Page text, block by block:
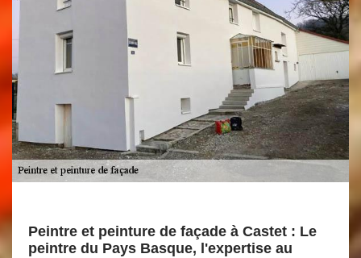
Peintre et peinture de façade à Castet : Le
peintre du Pays Basque, l'expertise au